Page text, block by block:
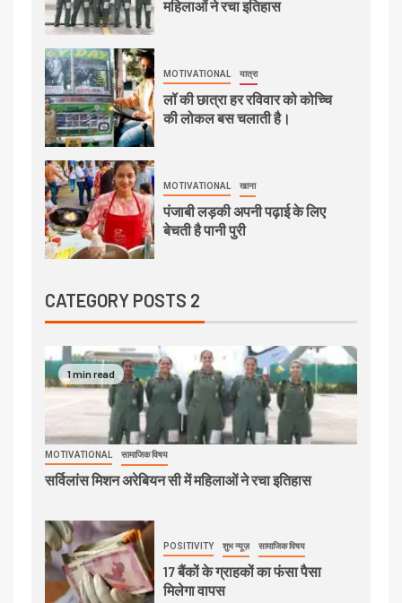
महिलाओं ने रचा इतिहास
MOTIVATIONAL यात्रा
लॉ की छात्रा हर रविवार को कोच्चि
की लोकल बस चलाती है।
MOTIVATIONAL खाना
पंजाबी लड़की अपनी पढ़ाई के लिए
बेचती है पानी पुरी
CATEGORY POSTS 2
1 min read
MOTIVATIONAL सामाजिक विषय
सर्विलांस मिशन अरेबियन सी में महिलाओं ने रचा इतिहास
POSITIVITY शुभ न्यूज़ सामाजिक विषय
17 बैंकों के ग्राहकों का फंसा पैसा
मिलेगा वापस